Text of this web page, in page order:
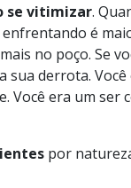
se vitimizar.
é
no poço. Se
derrota.
Você era um ser
por